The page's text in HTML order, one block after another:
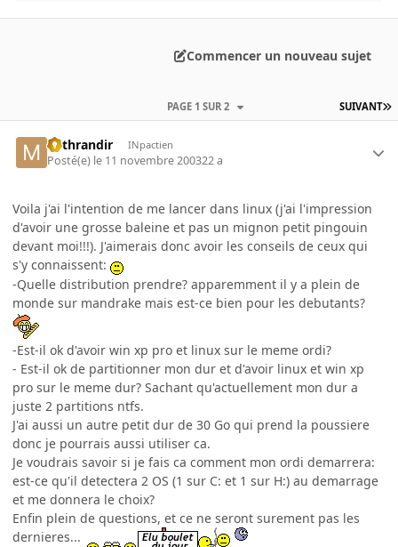
Commencer un nouveau sujet
SUIVANT
PAGE 1 SUR 2
Mithrandir INpactien
Posté(e) le 11 novembre 200322 a
Voila j'ai l'intention de me lancer dans linux (j'ai l'impression
d'avoir une grosse baleine et pas un mignon petit pingouin
devant moi!!!). J'aimerais donc avoir les conseils de ceux qui
s'y connaissent:
-Quelle distribution prendre? apparemment il y a plein de
monde sur mandrake mais est-ce bien pour les debutants?
-Est-il ok d'avoir win xp pro et linux sur le meme ordi?
- Est-il ok de partitionner mon dur et d'avoir linux et win xp
pro sur le meme dur? Sachant qu'actuellement mon dur a
juste 2 partitions ntfs.
J'ai aussi un autre petit dur de 30 Go qui prend la poussiere
donc je pourrais aussi utiliser ca.
Je voudrais savoir si je fais ca comment mon ordi demarrera:
est-ce qu'il detectera 2 OS (1 sur C: et 1 sur H:) au demarrage
et me donnera le choix?
Enfin plein de questions, et ce ne seront surement pas les
dernieres...